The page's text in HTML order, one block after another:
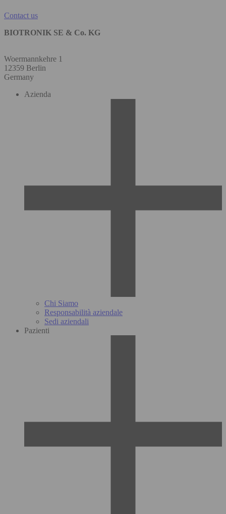
Contact us
BIOTRONIK SE & Co. KG
Woermannkehre 1
12359 Berlin
Germany
Azienda
Chi Siamo
Responsabilità aziendale
Sedi aziendali
Pazienti